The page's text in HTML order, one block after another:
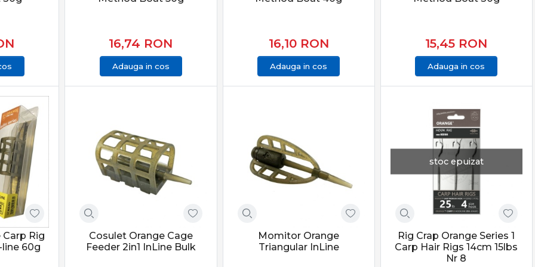
în funcție de activitatea peștilor
și protecția capturii
la crap:
este esențială
face pe saltele dedicate
asigură sustenabilitatea
ANGLER include produse care respectă aceste principii.
PRO ANGLER
PRO ANGLER este structurată pentru pescarii care caută performanță reală, fiabilitate și echipamente testate.
selecționate pentru pescuit recreativ, sesiuni lungi sau competiții, acoperind toate nevoile pescarului modern de
echilibru între putere, control și precizie. Alegerea echipamentelor potrivite îți oferă încredere, eficiență și
16,74 RON
Adauga in cos
16,10 RON
Adauga in cos
15,45 RON
Adauga in cos
Rig
line 60g
Cosulet Orange Cage
Feeder 2in1 InLine Bulk
Momitor Orange
Triangular InLine
stoc epuizat
Rig Crap Orange Series 1
Carp Hair Rigs 14cm 15lbs
Nr 8